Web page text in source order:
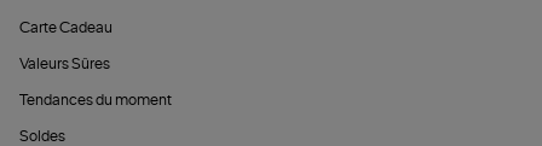
Carte Cadeau
Valeurs Sûres
Tendances du moment
Soldes